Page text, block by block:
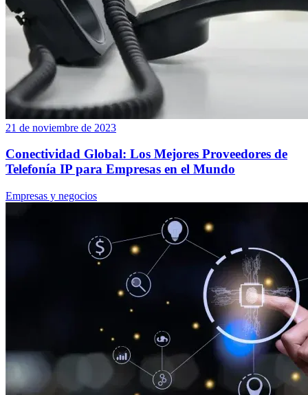
21 de noviembre de 2023
Conectividad Global: Los Mejores Proveedores de
Telefonía IP para Empresas en el Mundo
Empresas y negocios